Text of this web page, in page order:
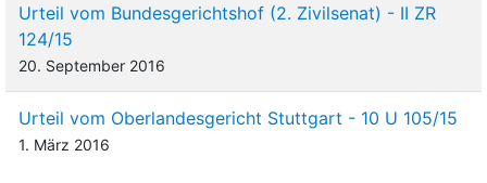
Urteil vom Bundesgerichtshof (2. Zivilsenat) - II ZR
124/15
20. September 2016
Urteil vom Oberlandesgericht Stuttgart - 10 U 105/15
1. März 2016